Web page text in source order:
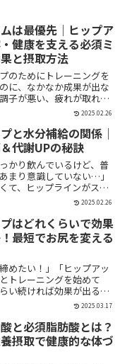
は最優先｜ヒップア
健康を支える必須ミ
と摂取方法
のためにトレーニングを
に、なかなか成果が出な
子が悪い、疲れが取れな
が低下している…」そんな
る方に必要なのが、マグ
マグネシウムは、600種類
素反応...
2025.02.26
と水分補給の関係｜
代謝UPの秘訣
かり飲んでいるけど、普
まり意識していない…」
て、ヒップラインがスッ
こんなお悩みを持つ方も
でしょうか？実は、ヒッ
す女性に「水分補給の習
せん！水...
2025.02.26
はどれくらいで効果
最短でお尻を変える
めたい！」「ヒップアッ
トレーニングを始めて
い続ければ効果が出る
ーニングしているのに、お
…」と感じることはあり
、お尻の筋肉（大臀筋・
）は、比較的大...
2025.03.17
と必須脂肪酸とは？
摂取で健康的な体づ